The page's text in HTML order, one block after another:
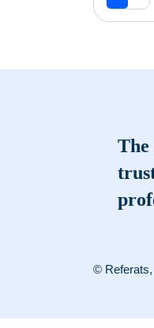
The
© Referats,